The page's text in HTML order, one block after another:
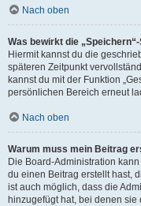
Nach oben
Was bewirkt die
Hiermit kannst du die
späteren Zeitpunkt
kannst du mit der Funktion
persönlichen Bereich erneut
Nach oben
Warum muss mein Beitrag
Die Board-Administration
du einen Beitrag erstellt hast,
ist auch möglich, dass die
hinzugefügt hat, bei denen